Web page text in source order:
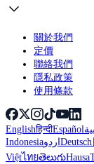
關於我們
定價
聯絡我們
隱私政策
使用條款
Englishहिन्दीEspañol
IndonesiaاردوDeutsch
ViệtไทยతెలుగుHausa